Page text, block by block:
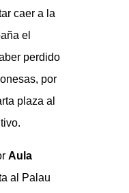
caer a la
el
perdido
por
plaza al
Aula
al Palau